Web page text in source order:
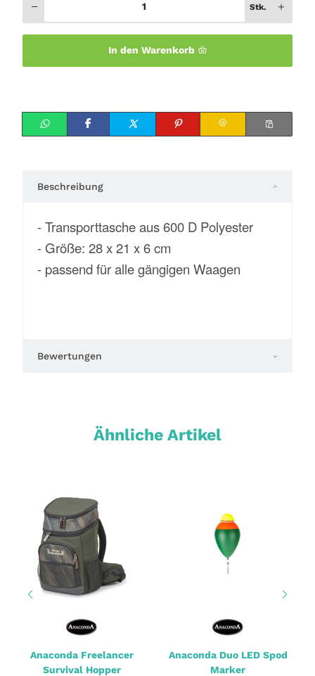
Stk.
In den Warenkorb
Beschreibung
- Transporttasche aus 600 D Polyester
- Größe: 28 x 21 x 6 cm
- passend für alle gängigen Waagen
Bewertungen
Ähnliche Artikel
Anaconda Freelancer
Survival Hopper
Anaconda Duo LED Spod
Marker